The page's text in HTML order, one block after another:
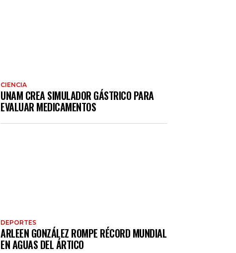
CIENCIA
UNAM CREA SIMULADOR GÁSTRICO PARA
EVALUAR MEDICAMENTOS
DEPORTES
ARLEEN GONZÁLEZ ROMPE RÉCORD MUNDIAL
EN AGUAS DEL ÁRTICO